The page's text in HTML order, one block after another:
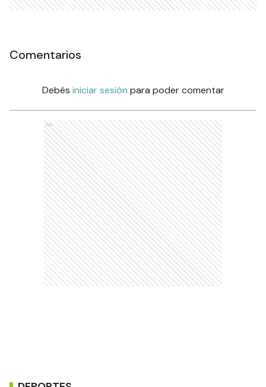
Comentarios
Debés iniciar sesión para poder comentar
Ads